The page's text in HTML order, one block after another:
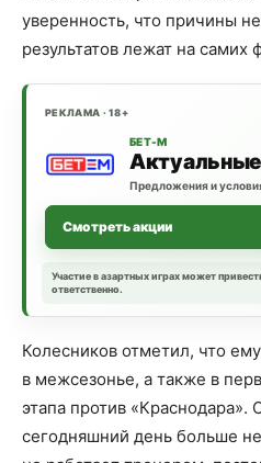
уверенность, что причины
результатов лежат на самих
РЕКЛАМА · 18+
БЕТ-М
Предложения и
Смотреть акции
Участие в азартных играх может
ответственно.
Колесников отметил, что
в межсезонье, а также в
этапа против «Краснодара».
сегодняшний день больше